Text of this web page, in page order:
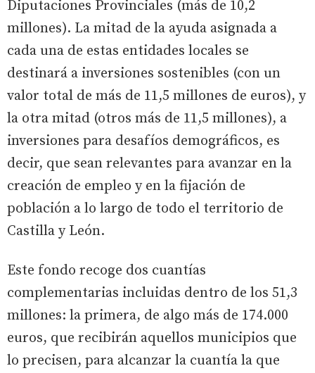
Diputaciones Provinciales (más de 10,2
millones). La mitad de la ayuda asignada a
cada una de estas entidades locales se
destinará a inversiones sostenibles (con un
valor total de más de 11,5 millones de euros), y
la otra mitad (otros más de 11,5 millones), a
inversiones para desafíos demográficos, es
decir, que sean relevantes para avanzar en la
creación de empleo y en la fijación de
población a lo largo de todo el territorio de
Castilla y León.
Este fondo recoge dos cuantías
complementarias incluidas dentro de los 51,3
millones: la primera, de algo más de 174.000
euros, que recibirán aquellos municipios que
lo precisen, para alcanzar la cuantía la que